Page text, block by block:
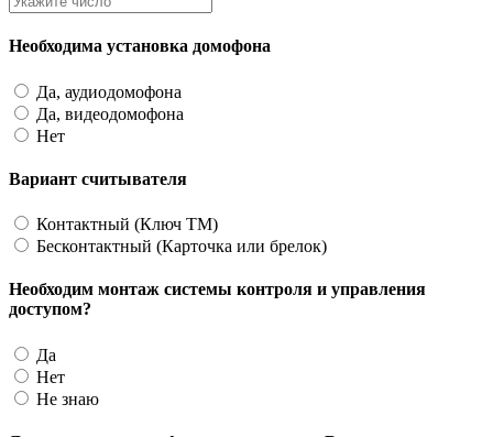
Необходима установка домофона
Да, аудиодомофона
Да, видеодомофона
Нет
Вариант считывателя
Контактный (Ключ TM)
Бесконтактный (Карточка или брелок)
Необходим монтаж системы контроля и управления
доступом?
Да
Нет
Не знаю